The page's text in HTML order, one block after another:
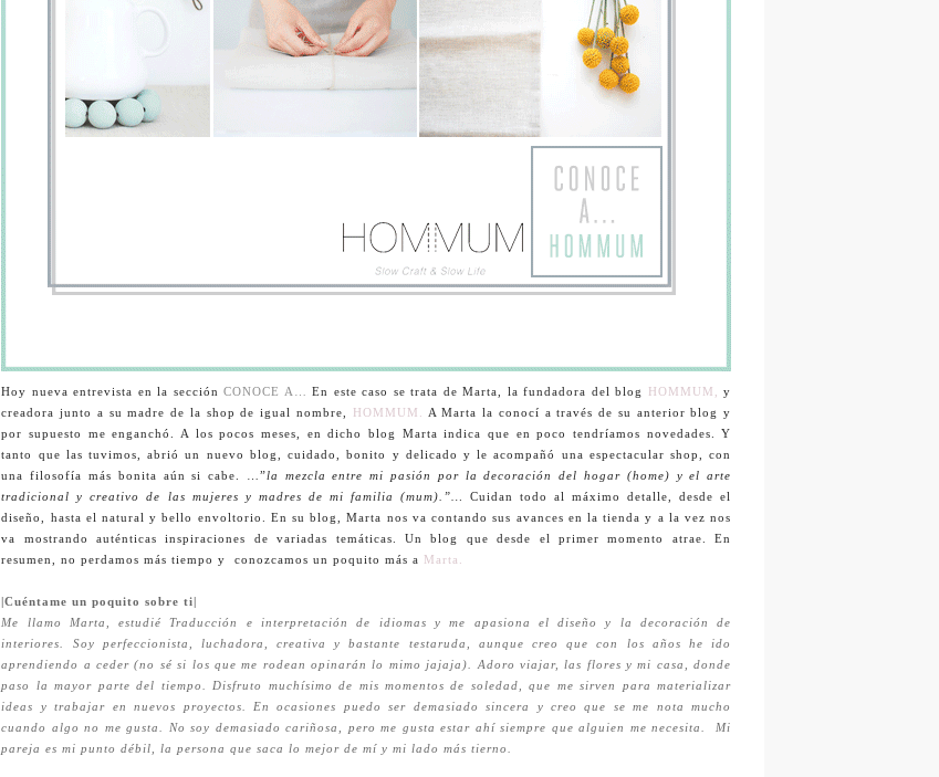
Hoy nueva entrevista en la secciónCONOCE A… En este caso se trata de Marta, la fundadora del blog HOMMUM,
y
creadora junto a su madre de la shop de igual nombre,
HOMMUM.
A Marta la conocí a través de su anterior blog y
por supuesto me enganchó. A los pocos meses, en dicho blog Marta indica que en poco tendríamos novedades. Y
tanto que las tuvimos, abrió un nuevo blog, cuidado, bonito y delicado y le acompañó una espectacular shop, con
una filosofía más bonita aún si cabe. …”la mezcla entre mi pasión por la decoración del hogar (home) y el arte
tradicional y creativo de las mujeres y madres de mi familia (mum).”… Cuidan todo al máximo detalle, desde el
diseño, hasta el natural y bello envoltorio. En su blog, Marta nos va contando sus avances en la tienda y a la vez nos
va mostrando auténticas inspiraciones de variadas temáticas. Un blog que desde el primer momento atrae. En
resumen, no perdamos más tiempo y conozcamos un poquito más a
Marta.
|Cuéntame un poquito sobre ti|
Me llamo Marta, estudié Traducción e interpretación de idiomas y me apasiona el diseño y la decoración de
interiores. Soy perfeccionista, luchadora, creativa y bastante testaruda, aunque creo que con los años he ido
aprendiendo a ceder (no sé si los que me rodean opinarán lo mimo jajaja). Adoro viajar, las flores y mi casa, donde
paso la mayor parte del tiempo. Disfruto muchísimo de mis momentos de soledad, que me sirven para materializar
ideas y trabajar en nuevos proyectos. En ocasiones puedo ser demasiado sincera y creo que se me nota mucho
cuando algo no me gusta. No soy demasiado cariñosa, pero me gusta estar ahí siempre que alguien me necesita. Mi
pareja es mi punto débil, la persona que saca lo mejor de mí y mi lado más tierno.